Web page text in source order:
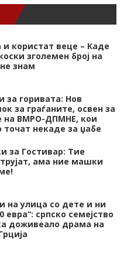
користат веце – Каде
зголемен број на
знам
за горивата: Нов
за граѓаните, освен за
на ВМРО-ДПМНЕ, кои
точат некаде за џабе
за Гостивар: Тие
ама ние машки
на улица со дете и ни
евра“: српско семејство
доживеало драма на